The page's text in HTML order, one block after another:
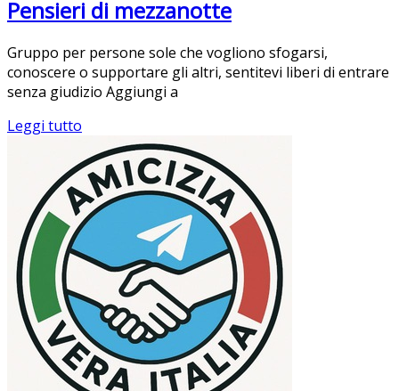
Pensieri di mezzanotte
Gruppo per persone sole che vogliono sfogarsi,
conoscere o supportare gli altri, sentitevi liberi di entrare
senza giudizio Aggiungi a
Leggi tutto